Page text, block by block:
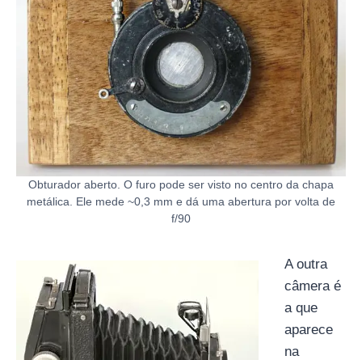
Obturador aberto. O furo pode ser visto no centro da chapa
metálica. Ele mede ~0,3 mm e dá uma abertura por volta de
f/90
A outra
câmera é
a que
aparece
na